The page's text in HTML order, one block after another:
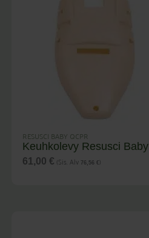
RESUSCI BABY QCPR
Keuhkolevy Resusci Baby
61,00€ (Sis. Alv 76,56 € )